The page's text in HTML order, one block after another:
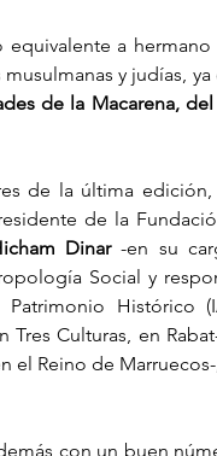
equivalente a hermano
y judías, ya
de la Macarena,
de la
Dinar -en su
Social y
Tres Culturas, en
el Reino de
con un buen